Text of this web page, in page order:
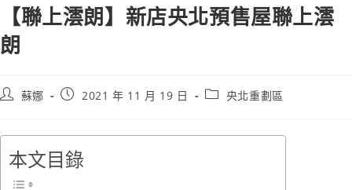
【聯上澐朗】新店央北預售屋聯上澐
朗
蘇娜 2021 年 11 月 19 日 央北重劃區
本文目錄